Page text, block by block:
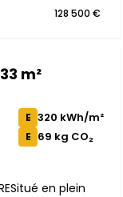
128 500 €
m²
E 320 kWh/m²
E 69 kg CO₂
en plein